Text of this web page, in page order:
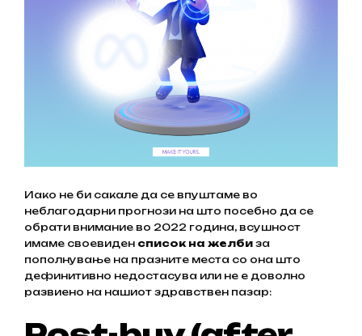
Иако не би сакале да се впуштаме во
неблагодарни прогнози на што посебно да се
обрати внимание во 2022 година, всушност
имаме своевиден список на желби за
пополнување на празните места со она што
дефинитивно недостасува или не е доволно
развиено на нашиот здравствен пазар: